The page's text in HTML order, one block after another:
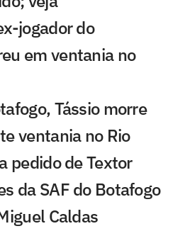
jogador do
em ventania no
Tássio morre
ventania no Rio
pedido de Textor
da SAF do Botafogo
Caldas